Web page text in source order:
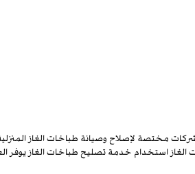
مختصة لإصلاح وصيانة طباخات الغاز
الغاز استخدام خدمة تصليح طباخات الغاز يوفر